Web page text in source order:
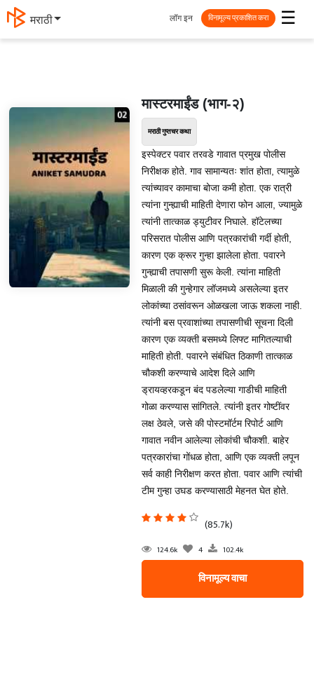
தமிழ் ☰
लॉग इन विनामूल्य प्रकाशित करा
मास्टरमाईंड (भाग-२)
मराठी गुप्तचर कथा
इस्पेक्टर पवार तरवडे गावात प्रमुख पोलीस
निरीक्षक होते. गाव सामान्यतः शांत होता, त्यामुळे
त्यांच्यावर कामाचा बोजा कमी होता. एक रात्री
त्यांना गुन्ह्याची माहिती देणारा फोन आला, ज्यामुळे
त्यांनी तात्काळ ड्युटीवर निघाले. हॉटेलच्या
परिसरात पोलीस आणि पत्रकारांची गर्दी होती,
कारण एक क्रूर गुन्हा झालेला होता. पवारने
गुन्ह्याची तपासणी सुरू केली. त्यांना माहिती
मिळाली की गुन्हेगार लॉजमध्ये असलेल्या इतर
लोकांच्या ठसांवरून ओळखला जाऊ शकला नाही.
त्यांनी बस प्रवाशांच्या तपासणीची सूचना दिली
कारण एक व्यक्ती बसमध्ये लिफ्ट मागितल्याची
माहिती होती. पवारने संबंधित ठिकाणी तात्काळ
चौकशी करण्याचे आदेश दिले आणि
ड्रायव्हरकडून बंद पडलेल्या गाडीची माहिती
गोळा करण्यास सांगितले. त्यांनी इतर गोष्टींवर
लक्ष ठेवले, जसे की पोस्टमॉर्टम रिपोर्ट आणि
गावात नवीन आलेल्या लोकांची चौकशी. बाहेर
पत्रकारांचा गोंधळ होता, आणि एक व्यक्ती लपून
सर्व काही निरीक्षण करत होता. पवार आणि त्यांची
टीम गुन्हा उघड करण्यासाठी मेहनत घेत होते.
(85.7k)
124.6k 4 102.4k
विनामूल्य वाचा